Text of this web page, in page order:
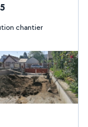
Création
chantier